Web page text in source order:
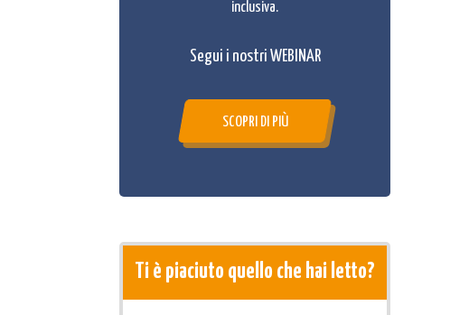
inclusiva.
Segui i nostri WEBINAR
SCOPRI DI PIÙ
Ti è piaciuto quello che hai letto?